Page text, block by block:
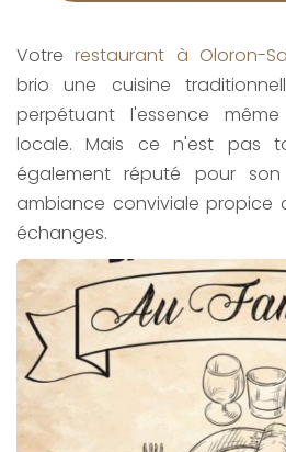
Votrerestaurant à Oloron-
brio une cuisine
perpétuant l'essence
locale. Mais ce n'est pas
également réputé pour
ambiance conviviale propice
échanges.